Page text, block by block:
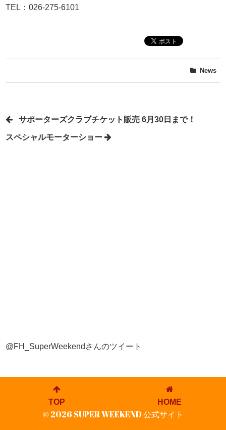
TEL：026-275-6101
News
サポーターズクラブチケット販売 6月30日まで！
スペシャルモーターショー
@FH_SuperWeekendさんのツイート
TOP HOME
© 2026 SUPER WEEKEND 公式サイト